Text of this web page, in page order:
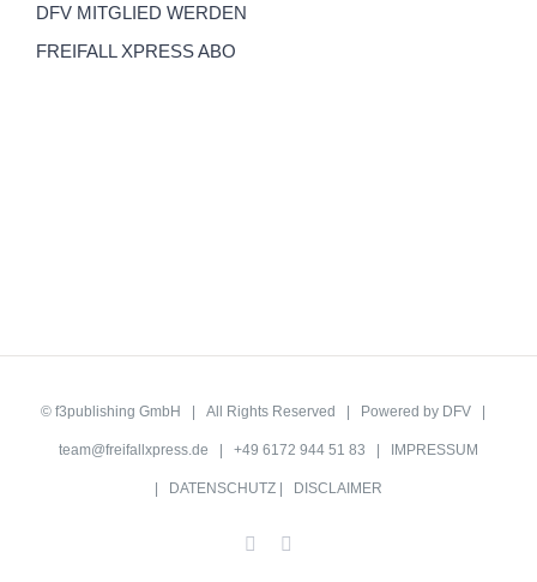
DFV MITGLIED WERDEN
FREIFALL XPRESS ABO
© f3publishing GmbH | All Rights Reserved | Powered by DFV
team@freifallxpress.de | +49 6172 944 51 83 | IMPRESSUM
DATENSCHUTZ DISCLAIMER
Facebook